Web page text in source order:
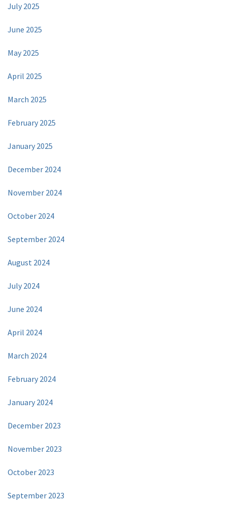
July 2025
June 2025
May 2025
April 2025
March 2025
February 2025
January 2025
December 2024
November 2024
October 2024
September 2024
August 2024
July 2024
June 2024
April 2024
March 2024
February 2024
January 2024
December 2023
November 2023
October 2023
September 2023